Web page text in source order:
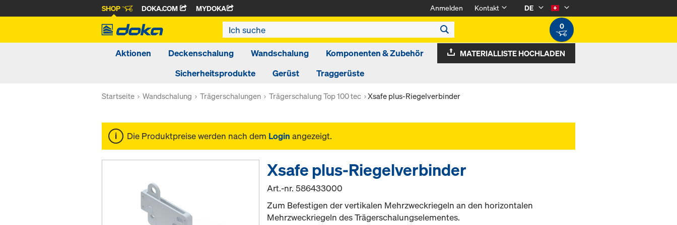
SHOP DOKA.COM MYDOKA Anmelden Kontakt
DE
0
Aktionen Deckenschalung Wandschalung
Komponenten & Zubehör
Sicherheitsprodukte
Gerüst Traggerüste
MATERIALLISTE HOCHLADEN
Startseite Wandschalung Trägerschalungen Trägerschalung Top 100 tec Xsafe plus-Riegelverbinder
Die Produktpreise werden nach dem Login angezeigt.
Xsafe plus-Riegelverbinder
Art.-nr.586433000
Zum Befestigen der vertikalen Mehrzweckriegeln an den horizontalen
Mehrzweckriegeln des Trägerschalungselementes.